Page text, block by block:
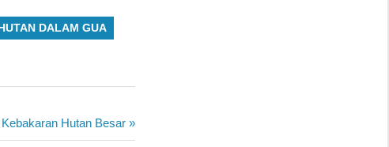
DALAM GUA
Hutan Besar